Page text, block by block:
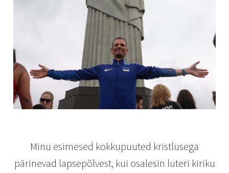
Minu esimesed kokkupuuted kristlusega
pärinevad lapsepõlvest, kui osalesin luteri kiriku